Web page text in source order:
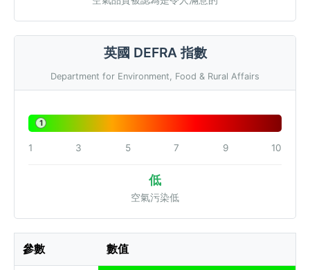
英國 DEFRA 指數
Department for Environment, Food & Rural Affairs
1
1 3 5 7 9 10
低
空氣污染低
參數 數值